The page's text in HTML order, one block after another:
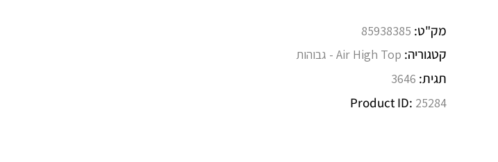
מק"ט: 85938385
קטגוריה: Air High Top - גבוהות
תגית: 3646
Product ID: 25284